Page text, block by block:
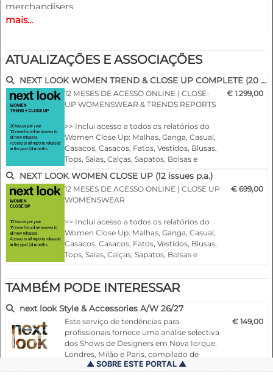
merchandisers.
e Vestuário Feminino
- Mais de 400 fotografias seleccionadas
- Mais de 100 Close Ups
- Análises sofisticadas e aprofundadas dos desfiles de
moda mais importantes a nível mundial
- Vistas detalhadas sobre os destaques
- Agrupados por temas e tendências
- Cortes, tecidos, cores e muito mais
NLCWK |A/W 25/26
mais...
ATUALIZAÇÕES E ASSOCIAÇÕES
NEXT LOOK WOMEN TREND & CLOSE UP COMPLETE (20 issues p.a.)
12 MESES DE ACESSO ONLINE | CLOSE-
UP WOMENSWEAR & TRENDS REPORTS
>> Inclui acesso a todos os relatórios do
Women Close Up: Malhas, Ganga, Casual,
Casacos, Casacos, Fatos, Vestidos, Blusas,
Tops, Saias, Calças, Sapatos, Bolsas e
>> Inclui o acesso a todos os relatórios de
tendências das Mulheres: Styles &
Accessories, womenswear trend e colour
>> Todas as novas edições dos próximos 12
meses
>> Incluindo o acesso às últimas edições…
€ 1.299,00
NEXT LOOK WOMEN CLOSE UP (12 issues p.a.)
12 MESES DE ACESSO ONLINE | CLOSE UP
WOMENSWEAR
>> Inclui acesso a todos os relatórios do
Women Close Up: Malhas, Ganga, Casual,
Casacos, Casacos, Fatos, Vestidos, Blusas,
Tops, Saias, Calças, Sapatos, Bolsas e
>> Todas as novas edições dos próximos 12
meses
publicadas nos últimos 24 meses!
>> Descarregue até 15 edições completas
em PDF à sua escolha
>> Ver todos os relatórios durante os 12
mese…
€ 699,00
TAMBÉM PODE INTERESSAR
next look Style & Accessories A/W 26/27
Este serviço de tendências para
profissionais fornece uma análise selectiva
dos Shows de Designers em Nova Iorque,
Londres, Milão e Paris, compilado de
acordo com critérios de design pensados
€ 149,00
SOBRE ESTE PORTAL